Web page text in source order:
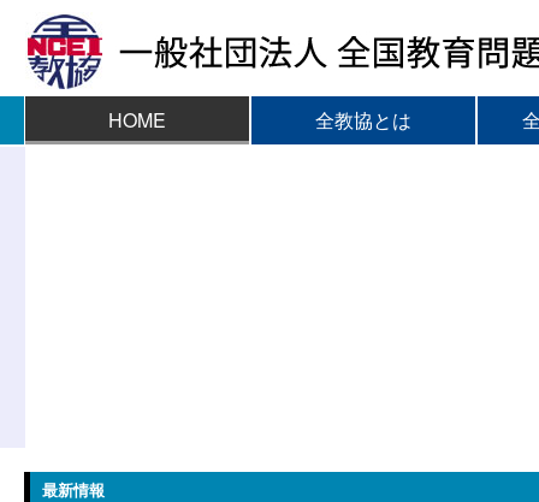
HOME 全教協とは
最新情報